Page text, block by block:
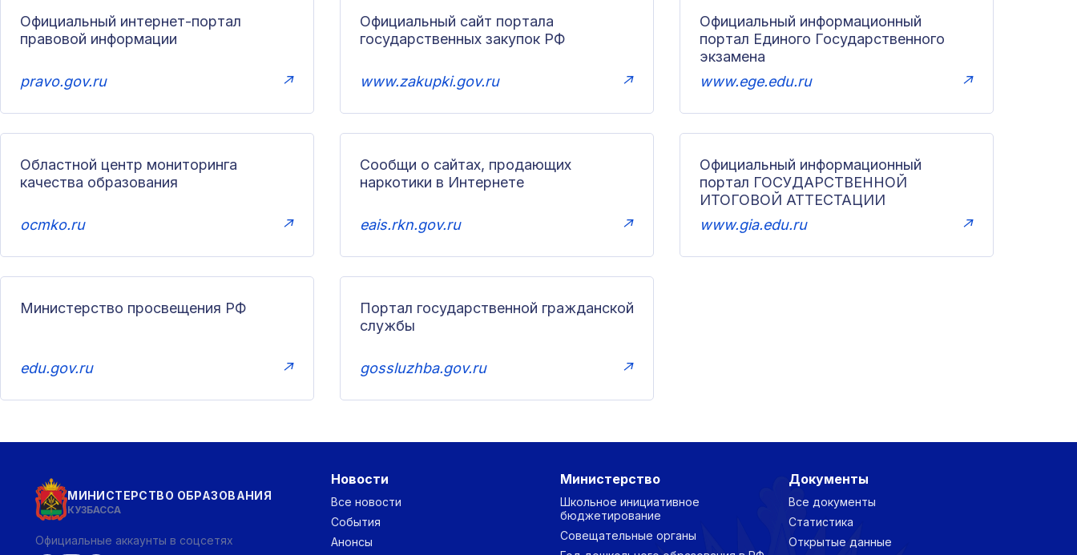
Официальный интернет-портал
правовой информации
pravo.gov.ru ↗
Официальный сайт портала
государственных закупок РФ
www.zakupki.gov.ru ↗
Официальный информационный
портал Единого Государственного
экзамена
www.ege.edu.ru
↗
Областной центр мониторинга
качества образования
ocmko.ru ↗
Сообщи о сайтах, продающих
наркотики в Интернете
eais.rkn.gov.ru ↗
Официальный информационный
портал ГОСУДАРСТВЕННОЙ
ИТОГОВОЙ АТТЕСТАЦИИ
www.gia.edu.ru
↗
Министерство просвещения РФ
edu.gov.ru ↗
Портал государственной гражданской
службы
gossluzhba.gov.ru ↗
МИНИСТЕРСТВО ОБРАЗОВАНИЯ
КУЗБАССА
Официальные аккаунты в соцсетях
Новости
Все новости
События
Анонсы
Министерство
Школьное инициативное
бюджетирование
Совещательные органы
Документы
Все документы
Статистика
Открытые данные